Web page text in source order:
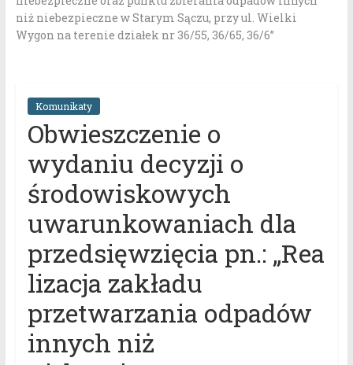
niż niebezpieczne w Starym Sączu, przy ul. Wielki
Wygon na terenie działek nr 36/55, 36/65, 36/6”
Komunikaty
Obwieszczenie o
wydaniu decyzji o
środowiskowych
uwarunkowaniach dla
przedsięwzięcia pn.: „Rea
lizacja zakładu
przetwarzania odpadów
innych niż